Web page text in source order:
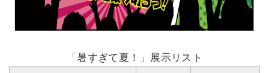
「暑すぎて夏！」展示リスト